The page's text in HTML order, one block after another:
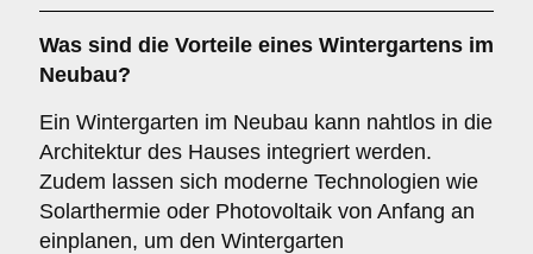
Was sind die Vorteile eines Wintergartens im
Neubau?
Ein Wintergarten im Neubau kann nahtlos in die
Architektur des Hauses integriert werden.
Zudem lassen sich moderne Technologien wie
Solarthermie oder Photovoltaik von Anfang an
einplanen, um den Wintergarten